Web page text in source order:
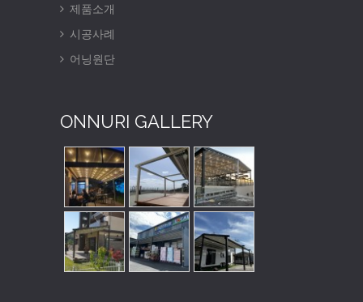
제품소개
시공사례
어닝원단
ONNURI GALLERY